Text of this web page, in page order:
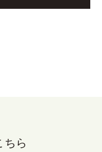
ちら